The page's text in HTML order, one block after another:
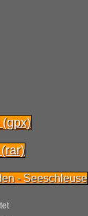
Limes-
- Seeschleuse